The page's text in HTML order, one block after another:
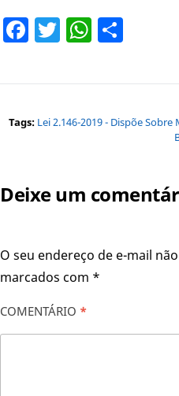
Facebook
Twitter
Tags: Lei 2.146-2019 - Dispõe
Deixe um
O seu endereço de e-mail
marcados com *
COMENTÁRIO *